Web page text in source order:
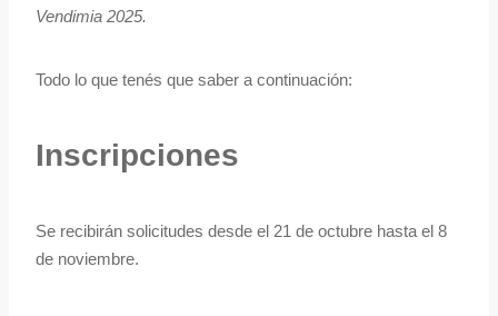
Vendimia 2025.
Todo lo que tenés que saber a continuación:
Inscripciones
Se recibirán solicitudes desde el 21 de octubre hasta el 8
de noviembre.